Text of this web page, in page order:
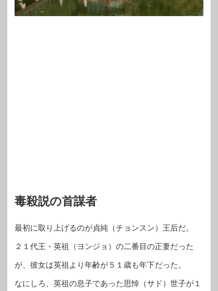
毒殺説の首謀者
最初に取り上げるのが貞純（チョンスン）王后だ。
２１代王・英祖（ヨンジョ）の二番目の正妻だった
が、彼女は英祖より年齢が５１歳も年下だった。
なにしろ、英祖の息子であった思悼（サド）世子が１